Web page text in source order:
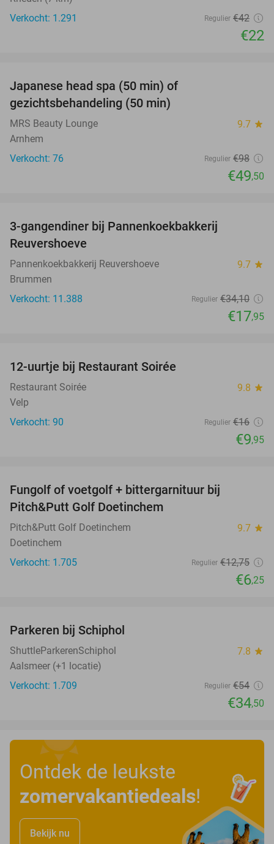
Verkocht: 1.291
Regulier €42
€22
Japanese head spa (50 min) of
gezichtsbehandeling (50 min)
MRS Beauty Lounge 9.7 star
Arnhem
Verkocht: 76
Regulier €98
€49,50
3-gangendiner bij Pannenkoekbakkerij
Reuvershoeve
Pannenkoekbakkerij Reuvershoeve 9.7 star
Brummen
Verkocht: 11.388
Regulier €34,10
€17,95
12-uurtje bij Restaurant Soirée
Restaurant Soirée 9.8 star
Velp
Verkocht: 90
Regulier €16
€9,95
Fungolf of voetgolf + bittergarnituur bij
Pitch&Putt Golf Doetinchem
Pitch&Putt Golf Doetinchem 9.7 star
Doetinchem
Verkocht: 1.705
Regulier €12,75
€6,25
Parkeren bij Schiphol
ShuttleParkerenSchiphol 7.8 star
Aalsmeer (+1 locatie)
Verkocht: 1.709
Regulier €54
€34,50
Ontdek de leukste
zomervakantiedeals!
Bekijk nu